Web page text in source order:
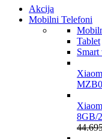
Akcija
Mobilni Telefoni
Tablet
Smart
8GB/